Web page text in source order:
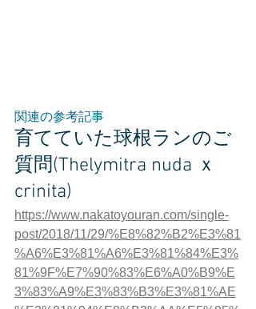
関連の参考記事
育てていた球根ランのご
質問(Thelymitra nuda ｘ
crinita)
https://www.nakatoyouran.com/single-
post/2018/11/29/%E8%82%B2%E3%81
%A6%E3%81%A6%E3%81%84%E3%
81%9F%E7%90%83%E6%A0%B9%E
3%83%A9%E3%83%B3%E3%81%AE